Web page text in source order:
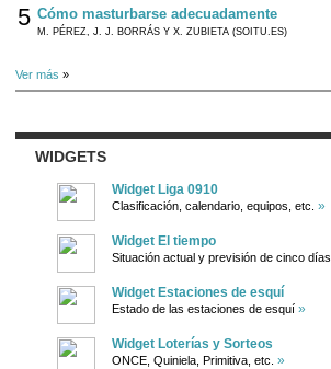
5 Cómo masturbarse adecuadamente
M. PÉREZ, J. J. BORRÁS Y X. ZUBIETA (SOITU.ES)
Ver más »
WIDGETS
Widget Liga 0910
Clasificación, calendario, equipos, etc. »
Widget El tiempo
Situación actual y previsión de cinco días
Widget Estaciones de esquí
Estado de las estaciones de esquí »
Widget Loterías y Sorteos
ONCE, Quiniela, Primitiva, etc. »